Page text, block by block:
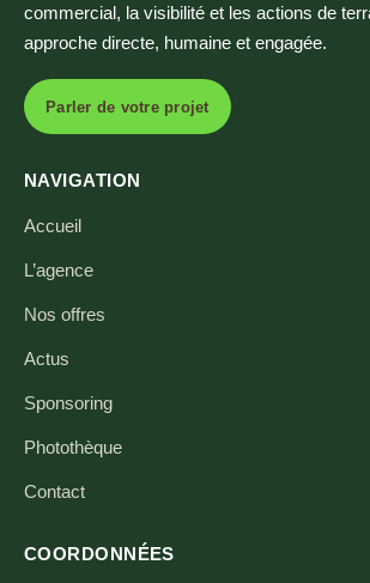
commercial, la visibilité et les actions de
approche directe, humaine et engagée.
Parler de votre projet
NAVIGATION
Accueil
L’agence
Nos offres
Actus
Sponsoring
Photothèque
Contact
COORDONNÉES